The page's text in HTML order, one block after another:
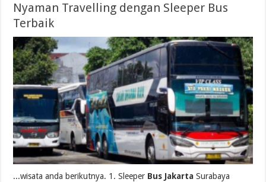
Nyaman Travelling dengan Sleeper Bus
Terbaik
...wisata anda berikutnya. 1. Sleeper Bus Jakarta Surabaya